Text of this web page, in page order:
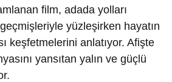
film, adada yolları
yüzleşirken hayatın
keşfetmelerini anlatıyor. Afişte
yansıtan yalın ve güçlü